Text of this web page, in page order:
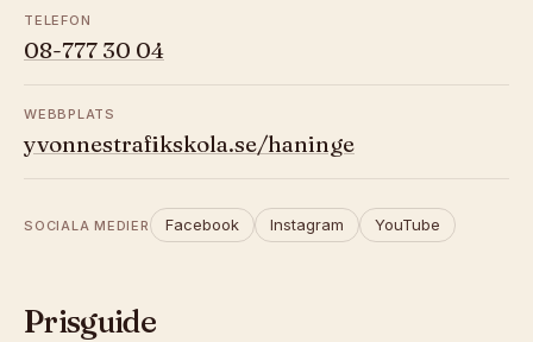
TELEFON
08-777 30 04
WEBBPLATS
yvonnestrafikskola.se/haninge
SOCIALA MEDIER Facebook Instagram YouTube
Prisguide